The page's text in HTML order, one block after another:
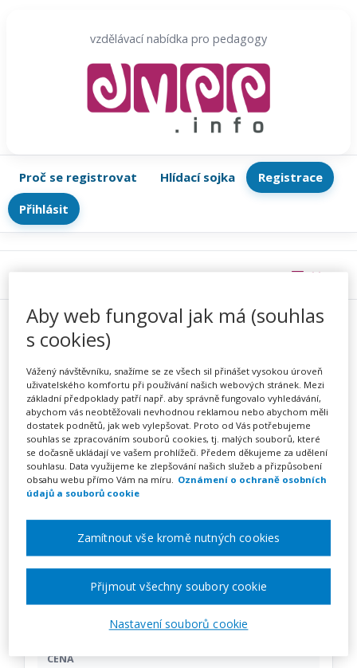
vzdělávací nabídka pro pedagogy
Proč se registrovat Hlídací sojka
Registrace
Přihlásit
Jak vyjít z jednání s
manipulátorem bez újmy
(webinář)
PořádáZřetel, s.r.o.
TERMÍN
21. 10. 2026
CENA
Menu
Aby web fungoval jak má (souhlas
s cookies)
Vážený návštěvníku, snažíme se ze všech sil přinášet vysokou úroveň
uživatelského komfortu při používání našich webových stránek. Mezi
základní předpoklady patří např. aby správně fungovalo vyhledávání,
abychom vás neobtěžovali nevhodnou reklamou nebo abychom měli
dostatek podnětů, jak web vylepšovat. Proto od Vás potřebujeme
souhlas se zpracováním souborů cookies, tj. malých souborů, které
se dočasně ukládají ve vašem prohlížeči. Předem děkujeme za udělení
souhlasu. Data využijeme ke zlepšování našich služeb a přizpůsobení
obsahu webu přímo Vám na míru. Oznámení o ochraně osobních
údajů a souborů cookie
Nastavení souborů cookie
Zamítnout vše kromě nutných cookies
Přijmout všechny soubory cookie